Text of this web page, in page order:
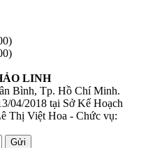
LINH
Bình, Tp. Hồ Chí Minh.
04/2018 tại Sở Kế Hoạch
Thị Việt Hoa - Chức vụ:
Gửi